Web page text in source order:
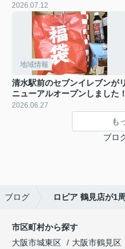
2026.07.12
地域情報
清水駅前のセブンイレブンがリ
ニューアルオープンしました！
2026.06.27
も
ブロ
ブログ ロピア 鶴見店が1
市区町村から探す
大阪市城東区
大阪市鶴見区